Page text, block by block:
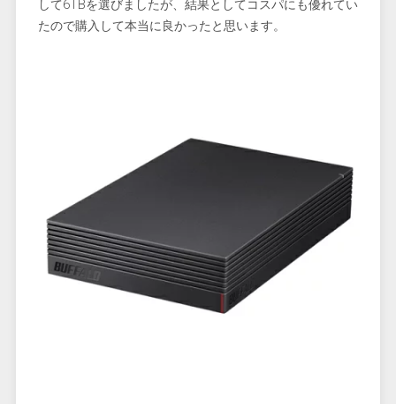
して6TBを選びましたが、結果としてコスパにも優れてい
たので購入して本当に良かったと思います。